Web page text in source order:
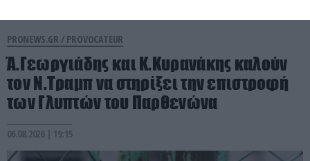
PRONEWS.GR / PROVOCATEUR
Ά.Γεωργιάδης και Κ.Κυρανάκης καλούν
τον Ν.Τραμπ να στηρίξει την επιστροφή
των Γλυπτών του Παρθενώνα
06.08.2026 | 19:15